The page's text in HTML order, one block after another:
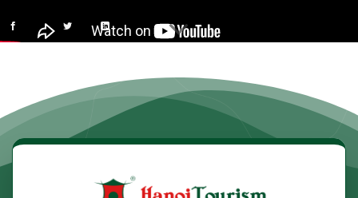
Facebook
Twitter LinkedIn Sao chép link